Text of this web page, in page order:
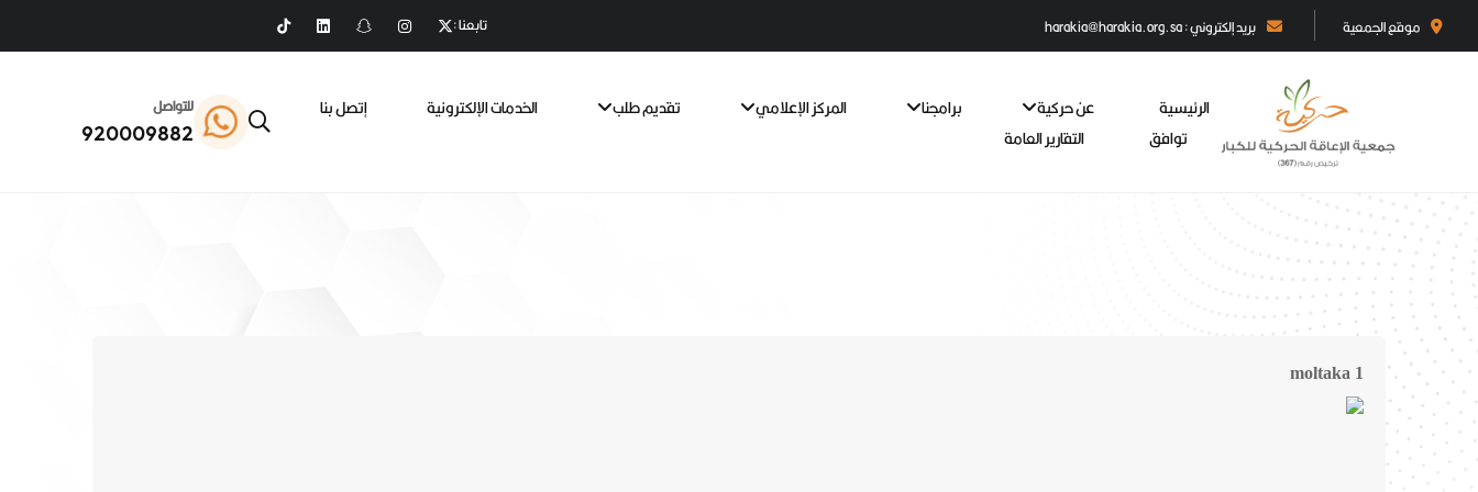
موقع الجمعية بريد إلكتروني : harakia@harakia.org.sa تابعنا :
الرئيسية عن حركية برامجنا المركز الإعلامي تقديم طلب الخدمات الإلكترونية
إتصل بنا
توافق
التقارير العامة
للتواصل
920009882
moltaka 1